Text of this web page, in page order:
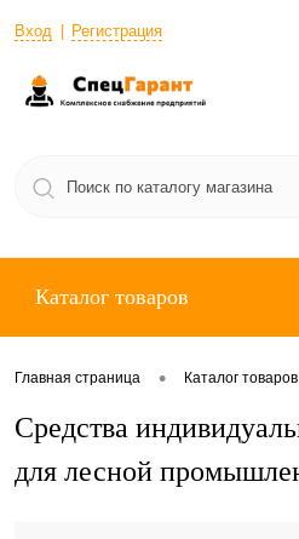
Вход Регистрация
Каталог товаров
Главная страница • Каталог товаров
Средства
для лесной